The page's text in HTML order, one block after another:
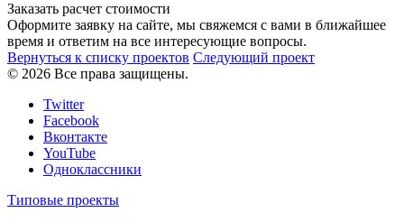
Заказать расчет стоимости
Оформите заявку на сайте, мы свяжемся с вами в ближайшее
время и ответим на все интересующие вопросы.
Вернуться к списку проектов Следующий проект
© 2026 Все права защищены.
Twitter
Facebook
Вконтакте
YouTube
Одноклассники
Типовые проекты